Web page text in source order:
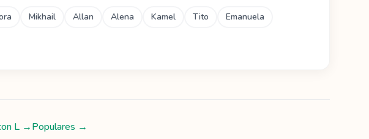
Mikhail Allan Alena Kamel Tito
Emanuela
L →Populares →